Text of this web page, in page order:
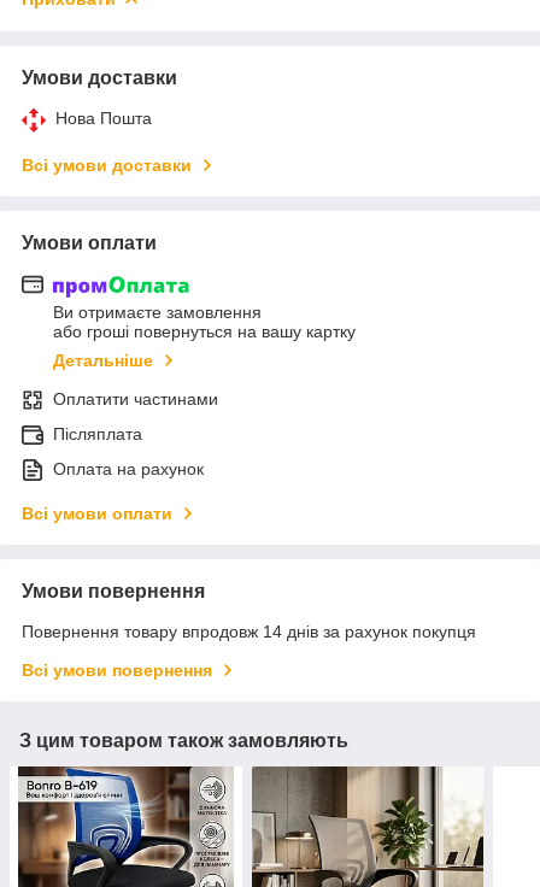
Умови доставки
Нова Пошта
Всі умови доставки
Умови оплати
Ви отримаєте замовлення
або гроші повернуться на вашу картку
Детальніше
Оплатити частинами
Післяплата
Оплата на рахунок
Всі умови оплати
Умови повернення
Повернення товару впродовж 14 днів за рахунок покупця
Всі умови повернення
З цим товаром також замовляють